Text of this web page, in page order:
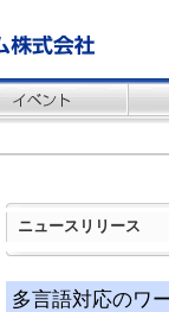
ニュースリリース
多言語対応のワ